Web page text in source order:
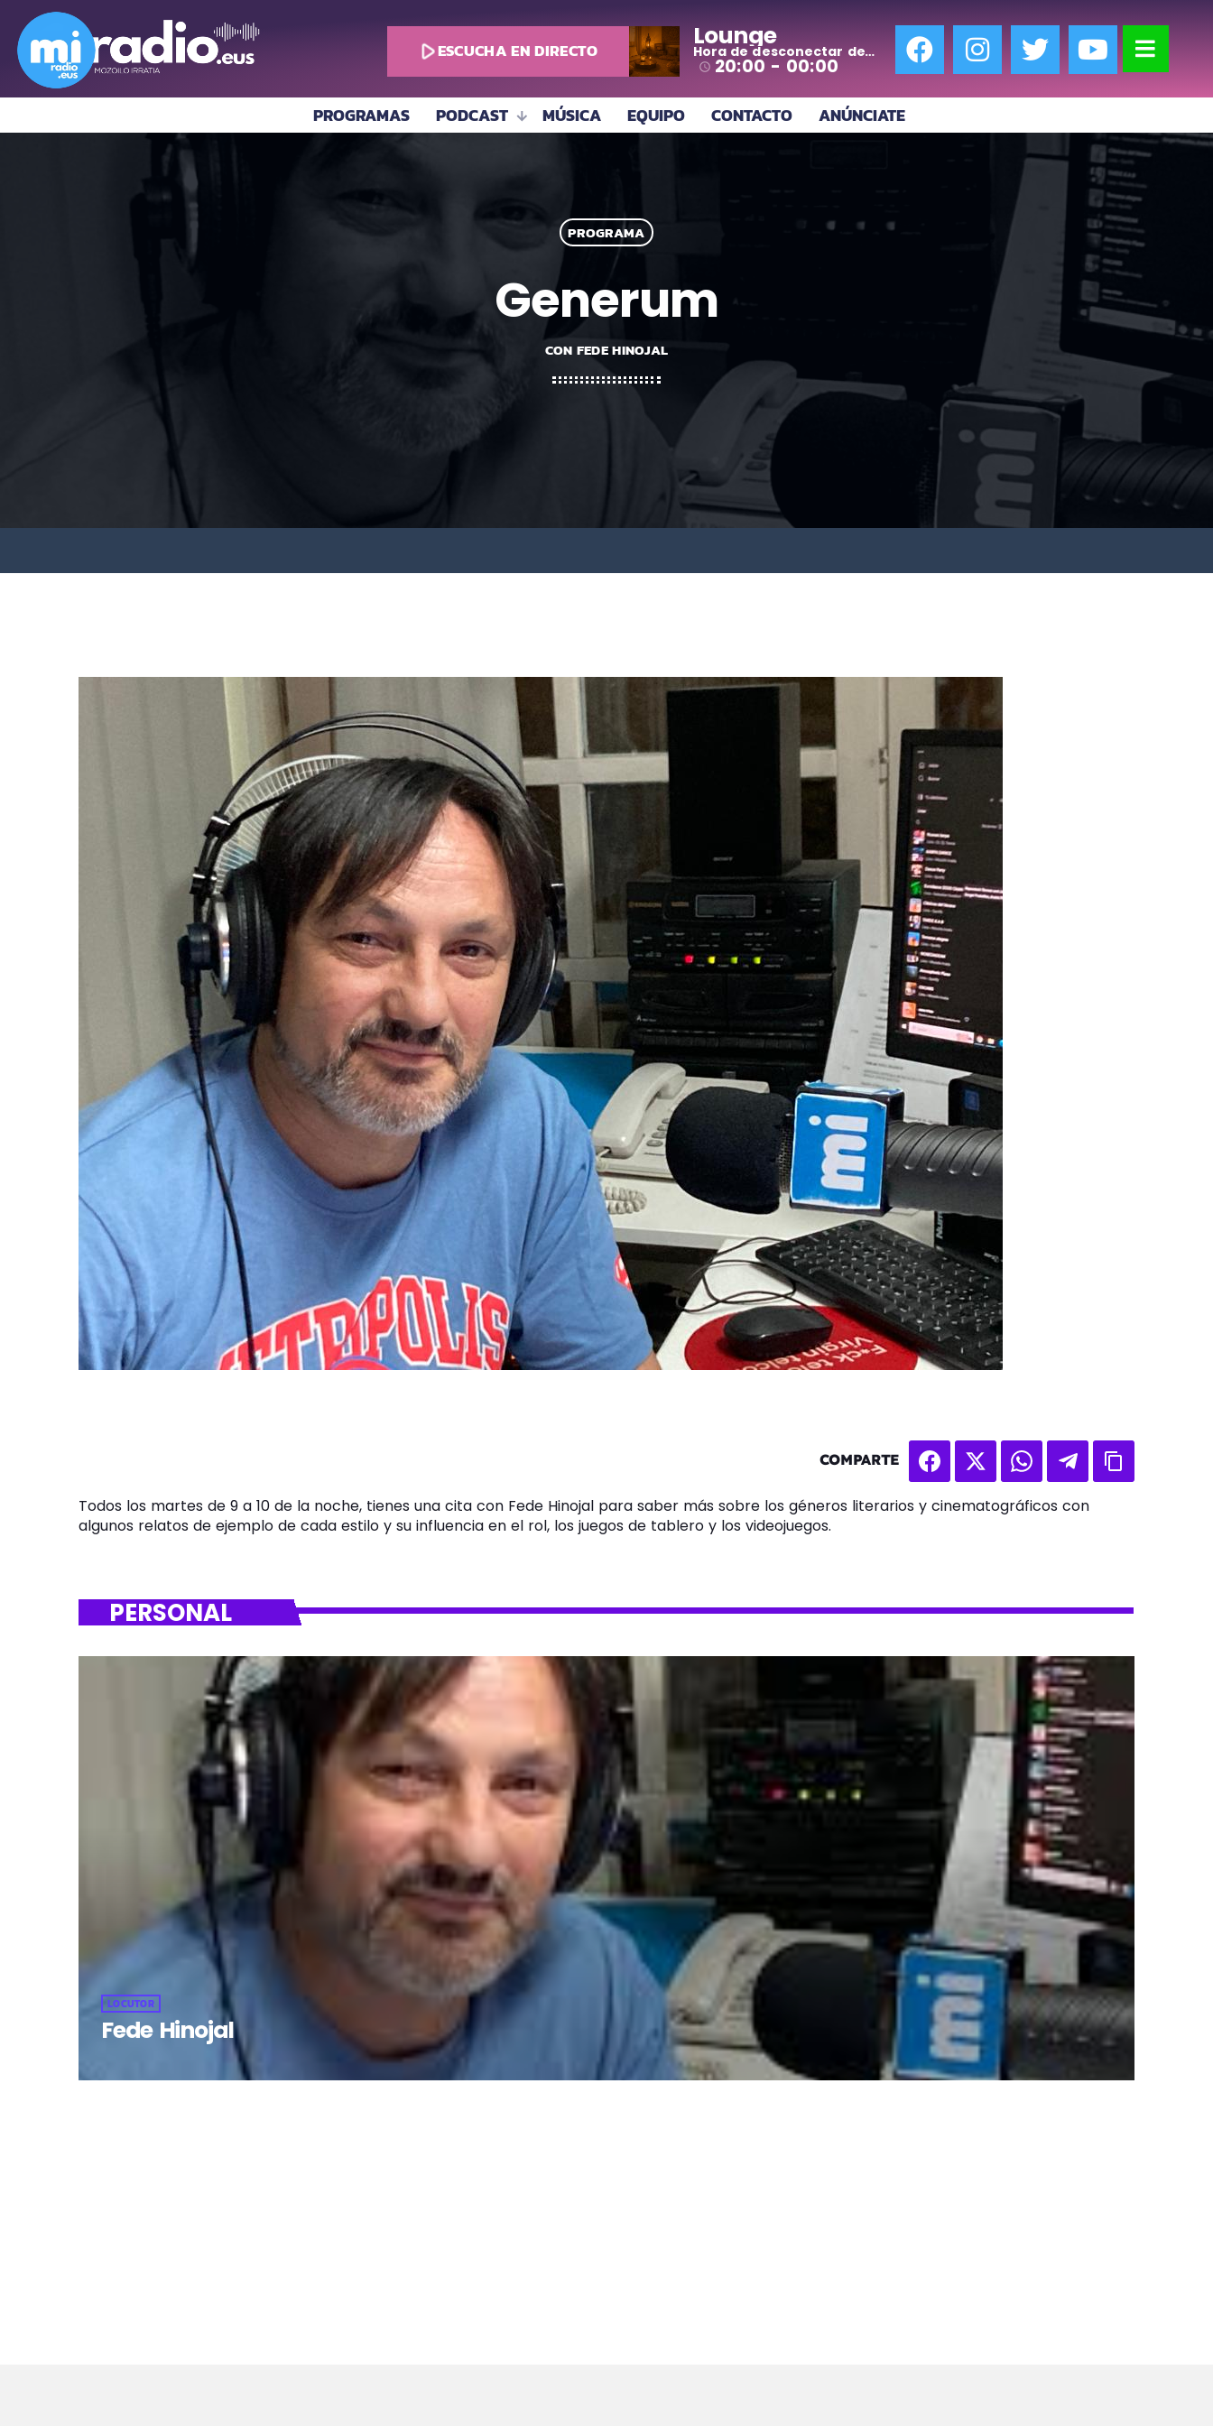
play_arrowESCUCHA EN DIRECTO Lounge
Hora de desconectar de
todo
access_time 20:00 - 00:00
PROGRAMAS PODCAST MÚSICA EQUIPO CONTACTO ANÚNCIATE
PROGRAMA
Generum
CON FEDE HINOJAL
COMPARTE
Todos los martes de 9 a 10 de la noche, tienes una cita con Fede Hinojal para saber más sobre los géneros literarios y cinematográficos con
algunos relatos de ejemplo de cada estilo y su influencia en el rol, los juegos de tablero y los videojuegos.
PERSONAL
LOCUTOR
Fede Hinojal